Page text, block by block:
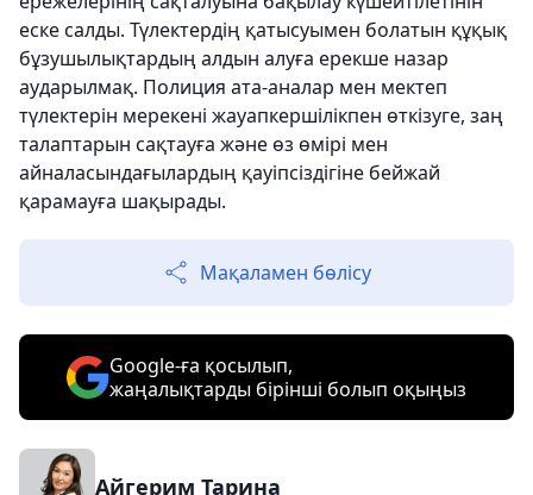
еске салды. Түлектердің қатысуымен болатын құқық
бұзушылықтардың алдын алуға ерекше назар
аударылмақ. Полиция ата-аналар мен мектеп
түлектерін мерекені жауапкершілікпен өткізуге, заң
талаптарын сақтауға және өз өмірі мен
айналасындағылардың қауіпсіздігіне бейжай
қарамауға шақырады.
Мақаламен бөлісу
Google-ға қосылып,
жаңалықтарды бірінші болып оқыңыз
Айгерим Тарина